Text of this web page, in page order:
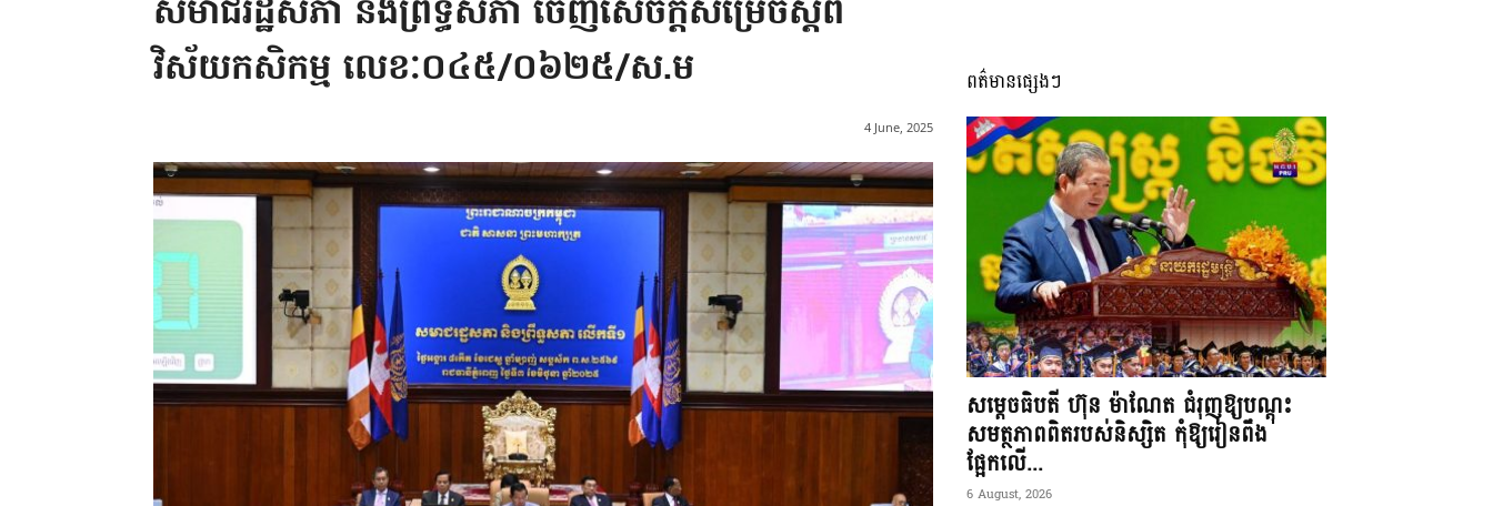
អង្គ
ភាព​
សមាជរដ្ឋសភា និងព្រឹទ្ធសភា ចេញសេចក្តីសម្រេចស្តីពី
វិស័យកសិកម្ម លេខៈ០៤៥/០៦២៥/ស.ម
4 June, 2025
ពត៌មានផ្សេងៗ
សម្តេចធិបតី ហ៊ុន ម៉ាណែត ជំរុញឱ្យបណ្តុះ
សមត្ថភាពពិតរបស់និស្សិត កុំឱ្យរៀនពឹង
ផ្អែកលើ...
6 August, 2026